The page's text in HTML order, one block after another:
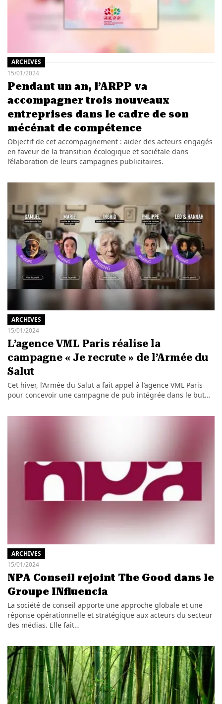
ARCHIVES
15/01/2024
Pendant un an, l’ARPP va
accompagner trois nouveaux
entreprises dans le cadre de son
mécénat de compétence
Objectif de cet accompagnement : aider des acteurs engagés
en faveur de la transition écologique et sociétale dans
l’élaboration de leurs campagnes publicitaires.
ARCHIVES
15/01/2024
L’agence VML Paris réalise la
campagne « Je recrute » de l’Armée du
Salut
Cet hiver, l’Armée du Salut a fait appel à l’agence VML Paris
pour concevoir une campagne de pub intégrée dans le but…
ARCHIVES
15/01/2024
NPA Conseil rejoint The Good dans le
Groupe INfluencia
La société de conseil apporte une approche globale et une
réponse opérationnelle et stratégique aux acteurs du secteur
des médias. Elle fait…